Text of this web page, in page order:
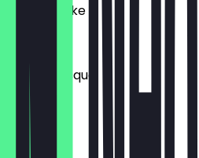
Shrimp Cake
Lobster Bisque
16,00 €